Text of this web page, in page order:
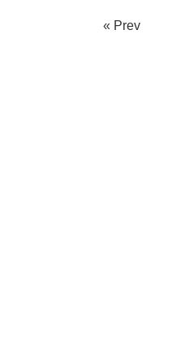
« Prev